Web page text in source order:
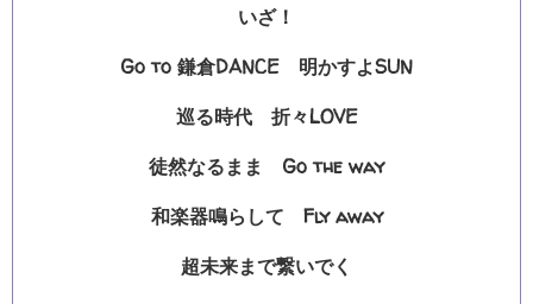
いざ！
Go to 鎌倉DANCE 明かすよSUN
巡る時代 折々LOVE
徒然なるまま Go the way
和楽器鳴らして Fly away
超未来まで繋いでく